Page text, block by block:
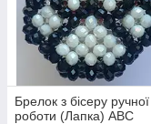
Брелок з бісеру ручної
роботи (Лапка) ABC